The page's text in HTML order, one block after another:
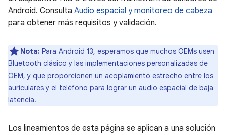
Android. Consulta Audio espacial y monitoreo de cabeza
para obtener más requisitos y validación.
Nota: Para Android 13, esperamos que muchos OEMs usen
Bluetooth clásico y las implementaciones personalizadas de
OEM, y que proporcionen un acoplamiento estrecho entre los
auriculares y el teléfono para lograr un audio espacial de baja
latencia.
Los lineamientos de esta página se aplican a una solución